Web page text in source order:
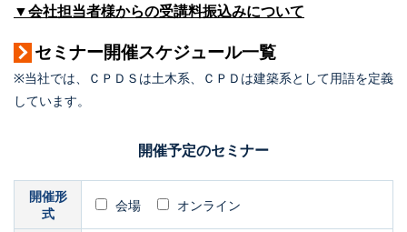
▼会社担当者様からの受講料振込みについて
セミナー開催スケジュール一覧
※当社では、ＣＰＤＳは土木系、ＣＰＤは建築系として用語を定義
しています。
開催予定のセミナー
開催形
式
会場 オンライン